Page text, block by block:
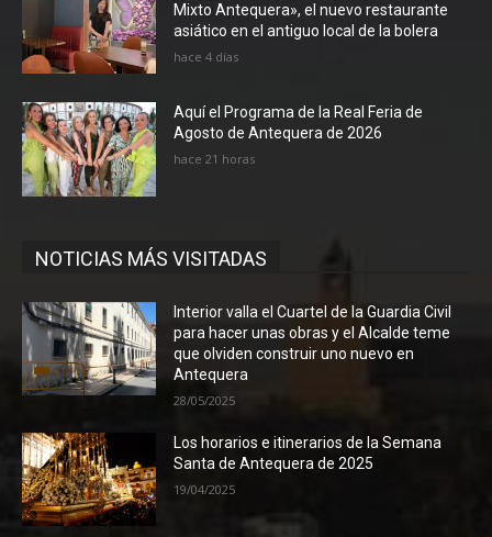
Mixto Antequera», el nuevo restaurante
asiático en el antiguo local de la bolera
hace 4 días
Aquí el Programa de la Real Feria de
Agosto de Antequera de 2026
hace 21 horas
NOTICIAS MÁS VISITADAS
Interior valla el Cuartel de la Guardia Civil
para hacer unas obras y el Alcalde teme
que olviden construir uno nuevo en
Antequera
28/05/2025
Los horarios e itinerarios de la Semana
Santa de Antequera de 2025
19/04/2025